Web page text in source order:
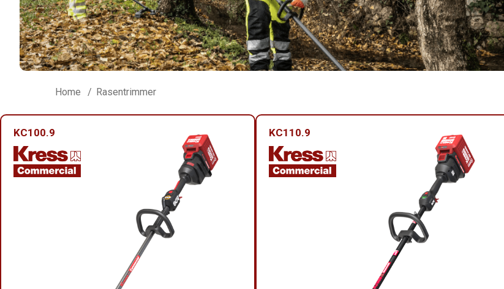
Home Rasentrimmer
KC100.9 KC110.9